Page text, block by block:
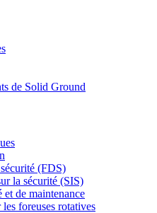
de Solid Ground
(FDS)
la sécurité (SIS)
et de maintenance
foreuses rotatives